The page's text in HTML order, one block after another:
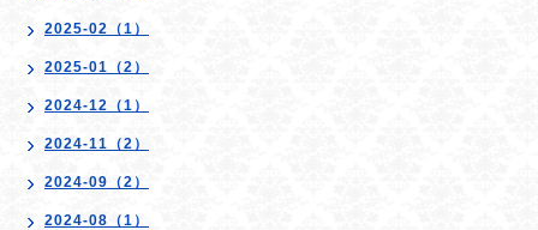
2025-02（1）
2025-01（2）
2024-12（1）
2024-11（2）
2024-09（2）
2024-08（1）